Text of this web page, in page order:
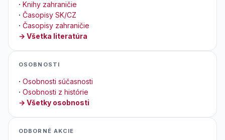
· Knihy zahraničie
· Časopisy SK/CZ
· Časopisy zahraničie
→ Všetka literatúra
OSOBNOSTI
· Osobnosti súčasnosti
· Osobnosti z histórie
→ Všetky osobnosti
ODBORNÉ AKCIE